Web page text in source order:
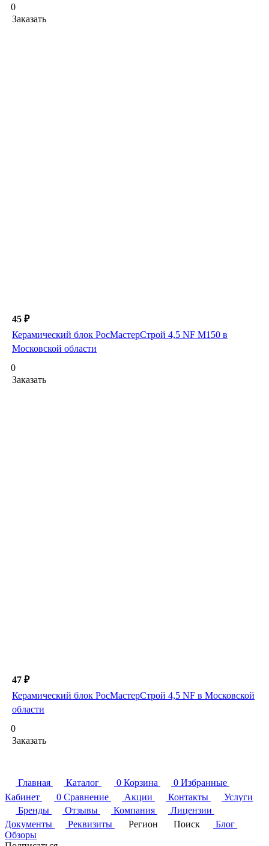
0
Заказать
45 ₽
Керамический блок РосМастерСтрой 4,5 NF М150 в
Московской области
0
Заказать
47 ₽
Керамический блок РосМастерСтрой 4,5 NF в Московской
области
0
Заказать
Главная Каталог 0 Корзина 0 Избранные
Кабинет
0 Сравнение Акции Контакты
Услуги
Бренды
Отзывы Компания
Лицензии
Документы
Реквизиты Регион Поиск
Блог
Обзоры